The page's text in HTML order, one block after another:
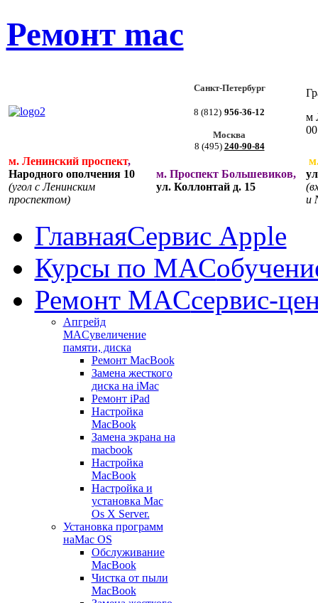
Ремонт mac
Санкт-Петербург
8 (812) 956-36-12
Москва
8 (495) 240-90-84
м
м. Ленинский проспект,
Народного ополчения 10
(угол с Ленинским
проспектом)
м. Проспект Большевиков,
ул. Коллонтай д. 15
и
ГлавнаяCервис Apple
Курсы по MAC
Ремонт MACсервис-
Апгрейд
MACувеличение
памяти, диска
Ремонт MacBook
Замена жесткого
диска на iMac
Ремонт iPad
Настройка
MacBook
Замена экрана на
macbook
Настройка
MacBook
Настройка и
установка Mac
Os X Server.
Установка программ
наMac OS
Обслуживание
MacBook
Чистка от пыли
MacBook